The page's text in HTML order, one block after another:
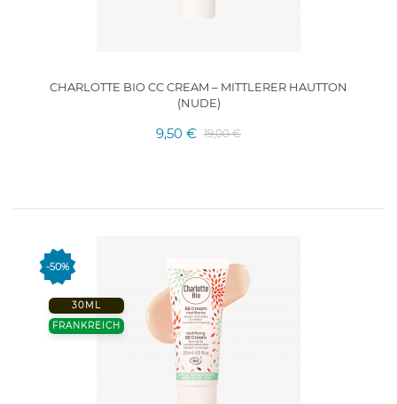
CHARLOTTE BIO CC CREAM – MITTLERER HAUTTON
(NUDE)
9,50 € 19,00 €
-50%
30ML
FRANKREICH